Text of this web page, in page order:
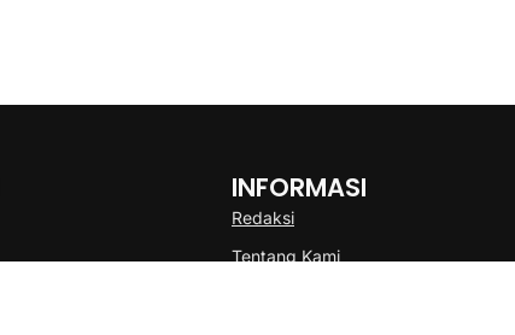
INFORMASI
Redaksi
Tentang Kami